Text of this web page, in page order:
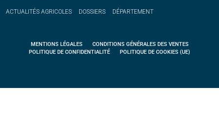
ACTUALITÉS AGRICOLES DOSSIERS DÉPARTEMENT
MENTIONS LÉGALES
CONDITIONS GÉNÉRALES DES VENTES
POLITIQUE DE CONFIDENTIALITÉ
POLITIQUE DE COOKIES (UE)